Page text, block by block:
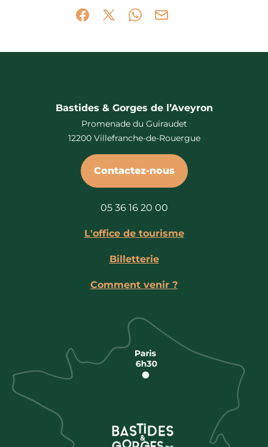
Partager sur Facebook (nouvelle
Partager sur X / Twitter (nouvelle
Partager sur WhatsApp
Partager par mail
Bastides & Gorges de l’Aveyron
Promenade du Guiraudet
12200 Villefranche-de-Rouergue
Contactez-nous
05 36 16 20 00
L'office de tourisme
Billetterie
Comment venir ?